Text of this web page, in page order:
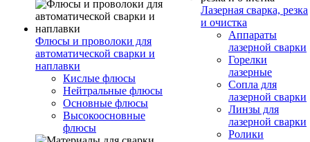
Флюсы и проволоки для
автоматической сварки и
наплавки
Кислые флюсы
Нейтральные флюсы
Основные флюсы
Высокоосновные
флюсы
Лазерная сварка, резка
и очистка
Аппараты
лазерной сварки
Горелки
лазерные
Сопла для
лазерной сварки
Линзы для
лазерной сварки
Ролики